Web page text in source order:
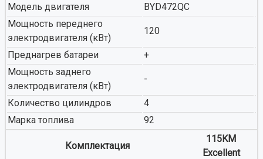
Модель двигателя
BYD472QC
Мощность переднего
электродвигателя (кВт)
120
Преднагрев батареи
+
Мощность заднего
электродвигателя (кВт)
-
Количество цилиндров
4
Марка топлива
92
Комплектация
115KM
Excellent